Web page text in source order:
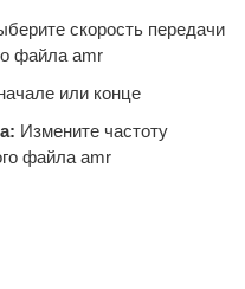
скорость передачи
файла amr
или конце
Измените частоту
файла amr